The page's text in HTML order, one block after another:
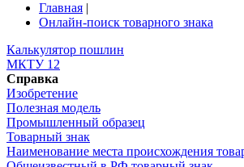
Главная |
Онлайн-поиск товарного знака
Калькулятор пошлин
МКТУ 12
Справка
Изобретение
Полезная модель
Промышленный образец
Товарный знак
Наименование места происхождения